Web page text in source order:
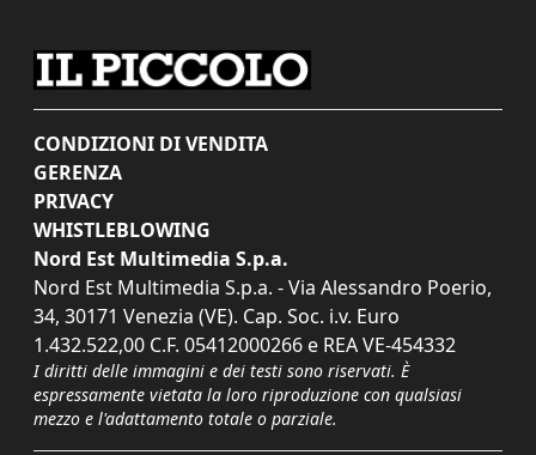
CONDIZIONI DI VENDITA
GERENZA
PRIVACY
WHISTLEBLOWING
Nord Est Multimedia S.p.a.
Nord Est Multimedia S.p.a. - Via Alessandro Poerio,
34, 30171 Venezia (VE). Cap. Soc. i.v. Euro
1.432.522,00 C.F. 05412000266 e REA VE-454332
I diritti delle immagini e dei testi sono riservati. È
espressamente vietata la loro riproduzione con qualsiasi
mezzo e l'adattamento totale o parziale.